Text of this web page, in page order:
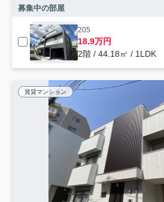
募集中の部屋
205
18.9万円
2階 / 44.18㎡ / 1LDK
賃貸マンション